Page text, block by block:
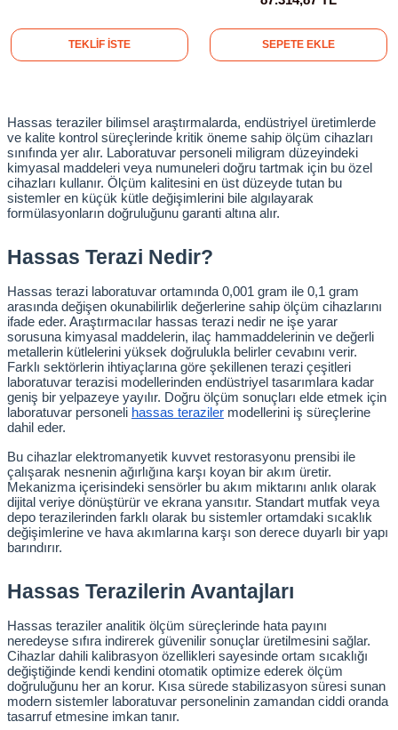
(Orbital Shaker)
Kabinleri
Kapları
Buz Yapma Makineleri
Sıvıları
Hunileri
TEKLİF İSTE SEPETE EKLE
Hassas teraziler bilimsel araştırmalarda, endüstriyel üretimlerde
ve kalite kontrol süreçlerinde kritik öneme sahip ölçüm cihazları
sınıfında yer alır. Laboratuvar personeli miligram düzeyindeki
kimyasal maddeleri veya numuneleri doğru tartmak için bu özel
cihazları kullanır. Ölçüm kalitesini en üst düzeyde tutan bu
sistemler en küçük kütle değişimlerini bile algılayarak
formülasyonların doğruluğunu garanti altına alır.
Hassas Terazi Nedir?
Hassas terazi laboratuvar ortamında 0,001 gram ile 0,1 gram
arasında değişen okunabilirlik değerlerine sahip ölçüm cihazlarını
ifade eder. Araştırmacılar hassas terazi nedir ne işe yarar
sorusuna kimyasal maddelerin, ilaç hammaddelerinin ve değerli
metallerin kütlelerini yüksek doğrulukla belirler cevabını verir.
Farklı sektörlerin ihtiyaçlarına göre şekillenen terazi çeşitleri
laboratuvar terazisi modellerinden endüstriyel tasarımlara kadar
geniş bir yelpazeye yayılır. Doğru ölçüm sonuçları elde etmek için
laboratuvar personeli hassas teraziler modellerini iş süreçlerine
dahil eder.
Bu cihazlar elektromanyetik kuvvet restorasyonu prensibi ile
çalışarak nesnenin ağırlığına karşı koyan bir akım üretir.
Mekanizma içerisindeki sensörler bu akım miktarını anlık olarak
dijital veriye dönüştürür ve ekrana yansıtır. Standart mutfak veya
depo terazilerinden farklı olarak bu sistemler ortamdaki sıcaklık
değişimlerine ve hava akımlarına karşı son derece duyarlı bir yapı
barındırır.
Hassas Terazilerin Avantajları
Hassas teraziler analitik ölçüm süreçlerinde hata payını
neredeyse sıfıra indirerek güvenilir sonuçlar üretilmesini sağlar.
Cihazlar dahili kalibrasyon özellikleri sayesinde ortam sıcaklığı
değiştiğinde kendi kendini otomatik optimize ederek ölçüm
doğruluğunu her an korur. Kısa sürede stabilizasyon süresi sunan
modern sistemler laboratuvar personelinin zamandan ciddi oranda
tasarruf etmesine imkan tanır.